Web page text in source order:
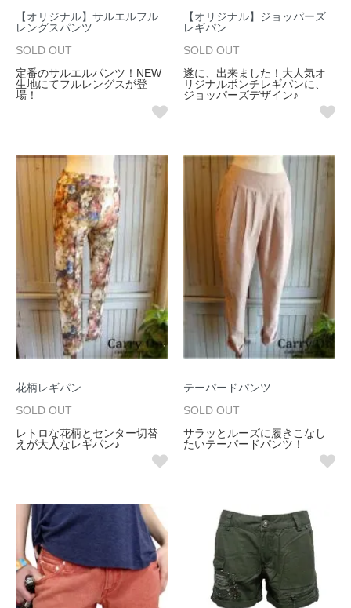
【オリジナル】サルエルフル
レングスパンツ
SOLD OUT
定番のサルエルパンツ！NEW
生地にてフルレングスが登
場！
【オリジナル】ジョッパーズ
レギパン
SOLD OUT
遂に、出来ました！大人気オ
リジナルポンチレギパンに、
ジョッパーズデザイン♪
花柄レギパン
SOLD OUT
レトロな花柄とセンター切替
えが大人なレギパン♪
テーパードパンツ
SOLD OUT
サラッとルーズに履きこなし
たいテーパードパンツ！